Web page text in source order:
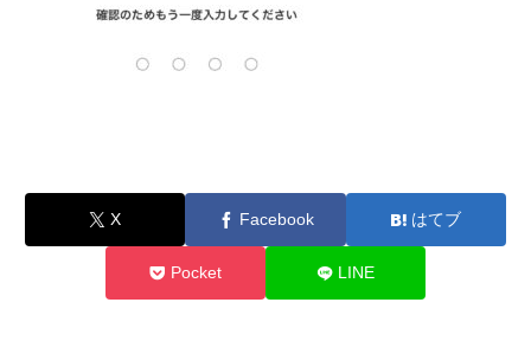
X Facebook はてブ
Pocket LINE